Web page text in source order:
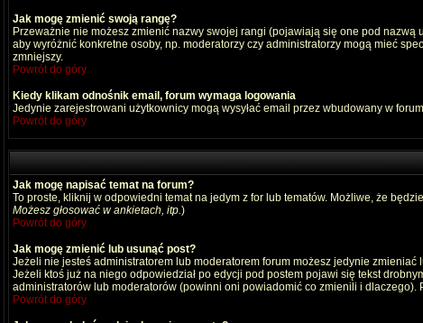
Jak mogę zmienić swoją rangę?
Przeważnie nie możesz zmienić nazwy swojej rangi (pojawiają się one pod
aby wyróżnić konkretne osoby, np. moderatorzy czy administratorzy mogą mieć
zmniejszy.
Powrót do góry
Kiedy klikam odnośnik email, forum wymaga logowania
Jedynie zarejestrowani użytkownicy mogą wysyłać email przez wbudowany w
Powrót do góry
Jak mogę napisać temat na forum?
To proste, kliknij w odpowiedni temat na jedym z for lub tematów. Możliwe, że
Możesz głosować w ankietach, itp.)
Powrót do góry
Jak mogę zmienić lub usunąć post?
Jeżeli nie jesteś administratorem lub moderatorem forum możesz jedynie
Jeżeli ktoś już na niego odpowiedział po edycji pod postem pojawi się tekst
administratorów lub moderatorów (powinni oni powiadomić co zmienili i
Powrót do góry